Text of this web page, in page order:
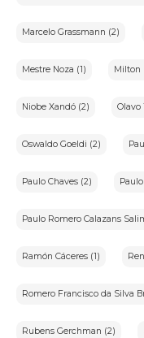
Marcelo Grassmann (2)
Mestre Noza (1) Milton
Niobe Xandó (2) Olavo
Oswaldo Goeldi (2)
Paulo Chaves (2)
Paulo Romero Calazans
Ramón Cáceres (1)
Romero Francisco da Silva
Rubens Gerchman (2)